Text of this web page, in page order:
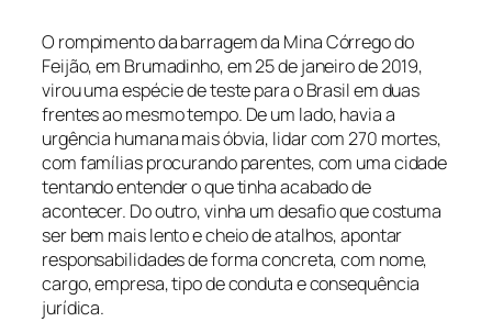
O rompimento da barragem da Mina Córrego do
Feijão, em Brumadinho, em 25 de janeiro de 2019,
virou uma espécie de teste para o Brasil em duas
frentes ao mesmo tempo. De um lado, havia a
urgência humana mais óbvia, lidar com 270 mortes,
com famílias procurando parentes, com uma cidade
tentando entender o que tinha acabado de
acontecer. Do outro, vinha um desafio que costuma
ser bem mais lento e cheio de atalhos, apontar
responsabilidades de forma concreta, com nome,
cargo, empresa, tipo de conduta e consequência
jurídica.